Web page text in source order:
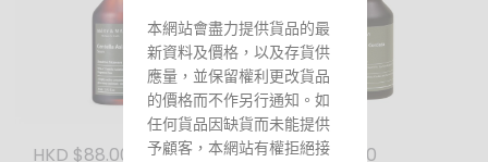
HKD $88.00 HKD $88.00
本網站會盡力提供貨品的最
新資料及價格，以及存貨供
應量，並保留權利更改貨品
的價格而不作另行通知。如
任何貨品因缺貨而未能提供
予顧客，本網站有權拒絕接